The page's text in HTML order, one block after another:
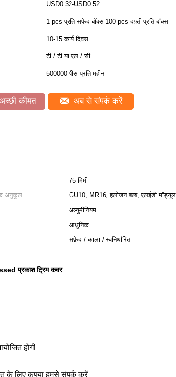
USD0.32-USD0.52
1 pcs प्रति सफेद बॉक्स 100 pcs दफ़्ती प्रति बॉक्स
10-15 कार्य दिवस
टी / टी या एल / सी
500000 पीस प्रति महीना
कीमत अब से संपर्क करें
75 मिमी
के अनुकूल:
GU10, MR16, हलोजन बल्ब, एलईडी मॉड्यूल
अल्युमीनियम
आधुनिक
सफ़ेद / काला / स्वनिर्धारित
प्रकाश ट्रिम कवर
होगी
के लिए कृपया हमसे संपर्क करें